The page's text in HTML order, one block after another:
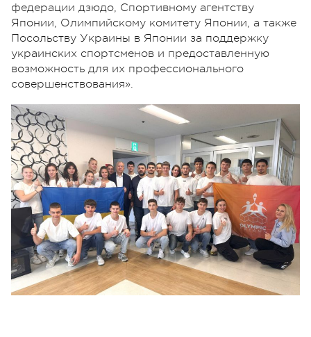
федерации дзюдо, Спортивному агентству
Японии, Олимпийскому комитету Японии, а также
Посольству Украины в Японии за поддержку
украинских спортсменов и предоставленную
возможность для их профессионального
совершенствования».